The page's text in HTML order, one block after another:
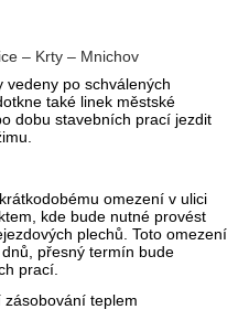
– Krty – Mnichov
po schválených
také linek městské
dobu stavebních prací jezdit
omezení v ulici
kde bude nutné provést
plechů. Toto omezení
přesný termín bude
prací.
teplem